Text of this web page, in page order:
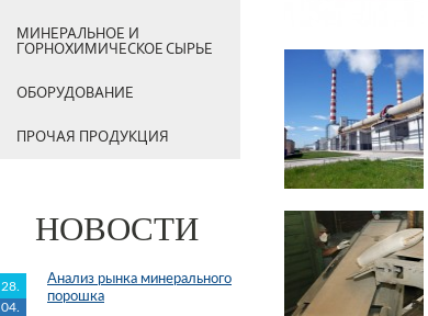
МИНЕРАЛЬНОЕ И
ГОРНОХИМИЧЕСКОЕ СЫРЬЕ
ОБОРУДОВАНИЕ
ПРОЧАЯ ПРОДУКЦИЯ
НОВОСТИ
28.
04.
Анализ рынка минерального
порошка